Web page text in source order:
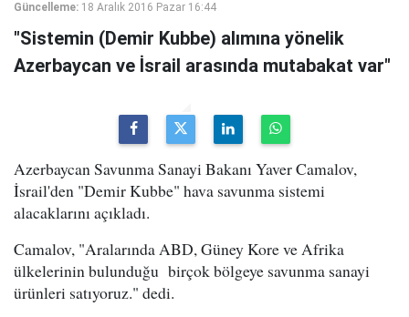
Güncelleme: 18 Aralık 2016 Pazar 16:44
"Sistemin (Demir Kubbe) alımına yönelik
Azerbaycan ve İsrail arasında mutabakat var"
Azerbaycan Savunma Sanayi Bakanı Yaver Camalov,
İsrail'den "Demir Kubbe" hava savunma sistemi
alacaklarını açıkladı.
Camalov, "Aralarında ABD, Güney Kore ve Afrika
ülkelerinin bulunduğu birçok bölgeye savunma sanayi
ürünleri satıyoruz." dedi.